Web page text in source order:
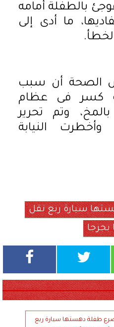
بالطفلة أمامه
ما أدى إلى
الصحة أن سبب
كسر فى عظام
وتم تحرير
وأخطرت النيابة
سيارة ربع نقل
بجرجا
طفلة دهستها سيارة ربع